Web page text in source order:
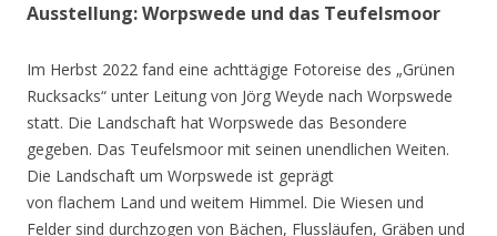
Ausstellung: Worpswede und das Teufelsmoor
Im Herbst 2022 fand eine achttägige Fotoreise des „Grünen
Rucksacks“ unter Leitung von Jörg Weyde nach Worpswede
statt. Die Landschaft hat Worpswede das Besondere
gegeben. Das Teufelsmoor mit seinen unendlichen Weiten.
Die Landschaft um Worpswede ist geprägt
von flachem Land und weitem Himmel. Die Wiesen und
Felder sind durchzogen von Bächen, Flussläufen, Gräben und